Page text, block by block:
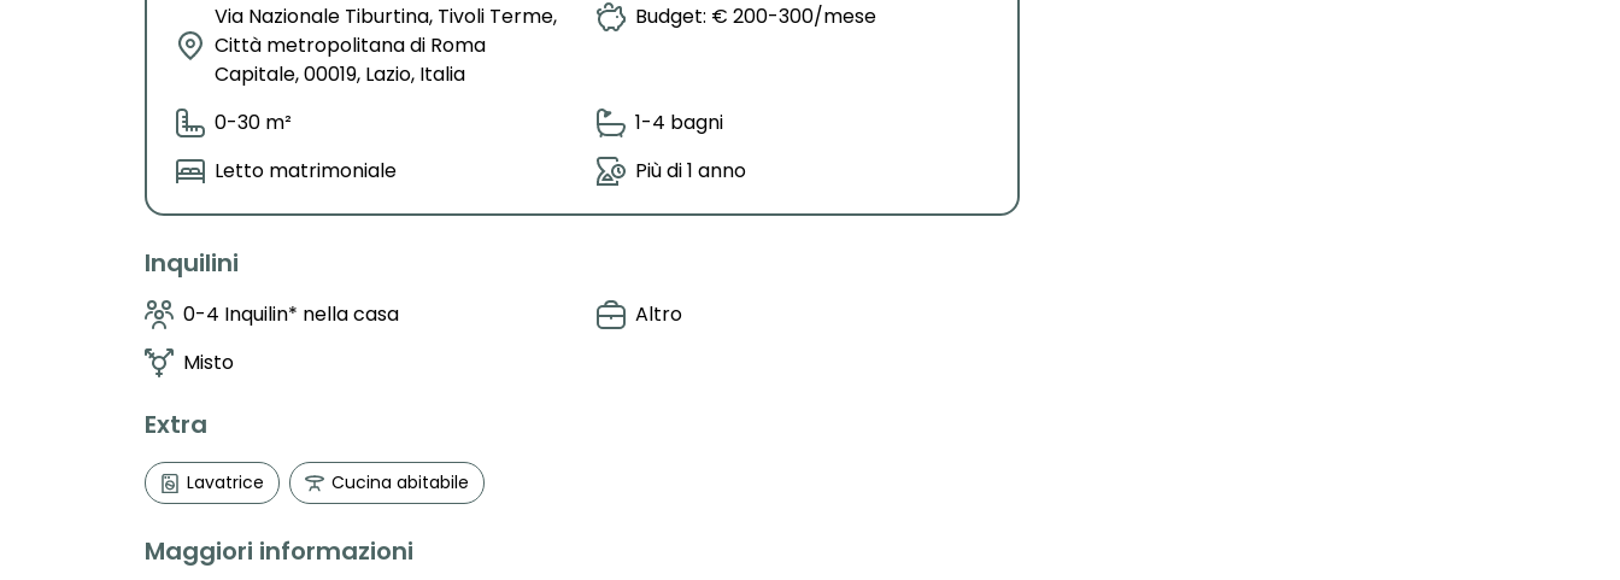
Via Nazionale Tiburtina, Tivoli Terme,
Città metropolitana di Roma
Capitale, 00019, Lazio, Italia
Budget: € 200-300/mese
0-30 m²
1-4 bagni
Letto matrimoniale
Più di 1 anno
Inquilini
0-4 Inquilin* nella casa
Altro
Misto
Extra
Lavatrice Cucina abitabile
Maggiori informazioni